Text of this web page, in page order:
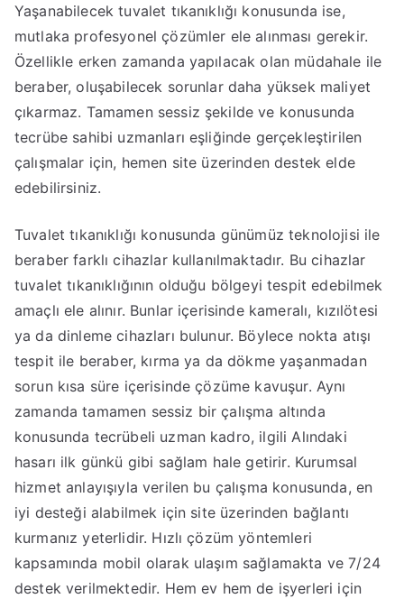
Yaşanabilecek tuvalet tıkanıklığı konusunda ise,
mutlaka profesyonel çözümler ele alınması gerekir.
Özellikle erken zamanda yapılacak olan müdahale ile
beraber, oluşabilecek sorunlar daha yüksek maliyet
çıkarmaz. Tamamen sessiz şekilde ve konusunda
tecrübe sahibi uzmanları eşliğinde gerçekleştirilen
çalışmalar için, hemen site üzerinden destek elde
edebilirsiniz.
Tuvalet tıkanıklığı konusunda günümüz teknolojisi ile
beraber farklı cihazlar kullanılmaktadır. Bu cihazlar
tuvalet tıkanıklığının olduğu bölgeyi tespit edebilmek
amaçlı ele alınır. Bunlar içerisinde kameralı, kızılötesi
ya da dinleme cihazları bulunur. Böylece nokta atışı
tespit ile beraber, kırma ya da dökme yaşanmadan
sorun kısa süre içerisinde çözüme kavuşur. Aynı
zamanda tamamen sessiz bir çalışma altında
konusunda tecrübeli uzman kadro, ilgili Alındaki
hasarı ilk günkü gibi sağlam hale getirir. Kurumsal
hizmet anlayışıyla verilen bu çalışma konusunda, en
iyi desteği alabilmek için site üzerinden bağlantı
kurmanız yeterlidir. Hızlı çözüm yöntemleri
kapsamında mobil olarak ulaşım sağlamakta ve 7/24
destek verilmektedir. Hem ev hem de işyerleri için